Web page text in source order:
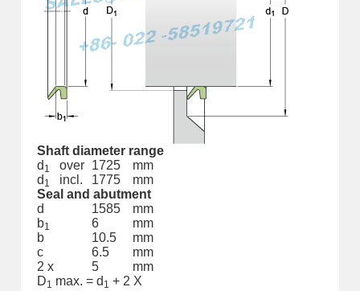
Shaft diameter range
d 1 over 1725
mm
d 1 incl. 1775
mm
Seal and abutment
d
1585
mm
b1 6
mm
b
10.5
mm
c
6.5
mm
2 x
5
mm
D1 max. = d 1 + 2 X